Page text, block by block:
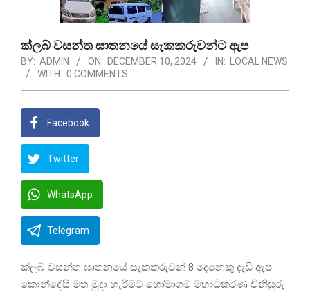
ක්ලබ් වසන්ත ඝාතනයේ සැකකරුවන්ට ඇප
BY: ADMIN ON: DECEMBER 10, 2024 IN:
LOCAL NEWS
WITH: 0 COMMENTS
Facebook
Twitter
WhatsApp
Telegram
ක්ලබ් වසන්ත ඝාතනයේ සැකකරුවන් 8 දෙනෙකු දැඩි ඇප
කොන්දේසි මත මුදා හැරීමට හෝමාගම මහාධිකරණ විනිසුරු